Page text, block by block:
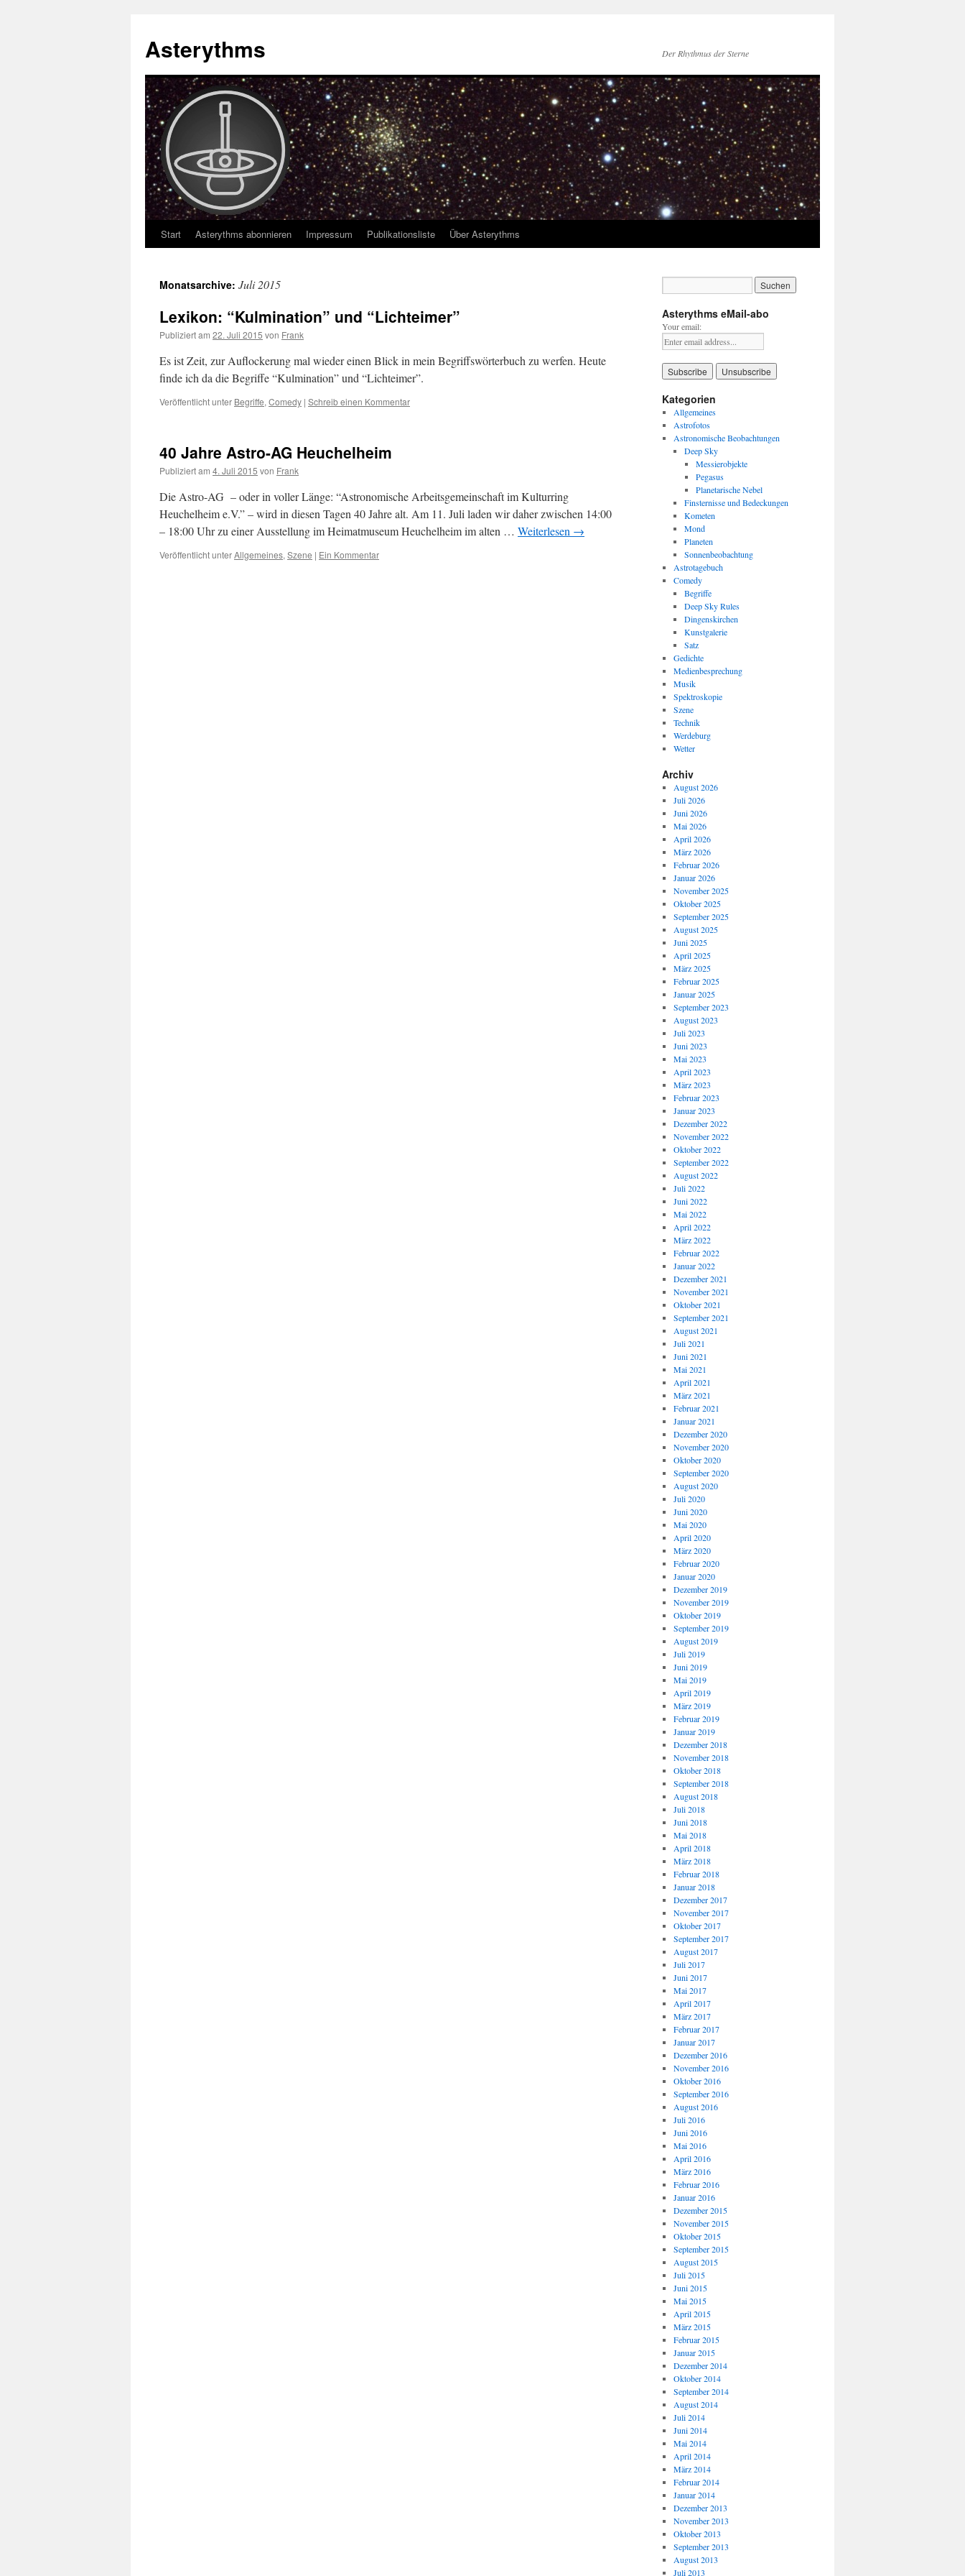
Asterythms Der Rhythmus der Sterne
Zum
springen
Start Asterythms abonnieren Impressum Publikationsliste Über Asterythms
Monatsarchive: Juli 2015
Lexikon: “Kulmination” und “Lichteimer”
Publiziert am 22. Juli 2015 von Frank
Es ist Zeit, zur Auflockerung mal wieder einen Blick in mein Begriffswörterbuch zu werfen. Heute
finde ich da die Begriffe “Kulmination” und “Lichteimer”.
Veröffentlicht unter Begriffe, Comedy | Schreib einen Kommentar
40 Jahre Astro-AG Heuchelheim
Publiziert am 4. Juli 2015 von Frank
Die Astro-AG – oder in voller Länge: “Astronomische Arbeitsgemeinschaft im Kulturring
Heuchelheim e.V.” – wird in diesen Tagen 40 Jahre alt. Am 11. Juli laden wir daher zwischen 14:00
– 18:00 Uhr zu einer Ausstellung im Heimatmuseum Heuchelheim im alten … Weiterlesen →
Veröffentlicht unterAllgemeines, Szene | Ein Kommentar
Asterythms eMail-abo
Your email:
Kategorien
Allgemeines
Astrofotos
Astronomische Beobachtungen
Deep Sky
Messierobjekte
Pegasus
Planetarische Nebel
Finsternisse und Bedeckungen
Kometen
Mond
Planeten
Sonnenbeobachtung
Astrotagebuch
Comedy
Begriffe
Deep Sky Rules
Dingenskirchen
Kunstgalerie
Satz
Gedichte
Medienbesprechung
Musik
Spektroskopie
Szene
Technik
Werdeburg
Wetter
Archiv
August 2026
Juli 2026
Juni 2026
Mai 2026
April 2026
März 2026
Februar 2026
Januar 2026
November 2025
Oktober 2025
September 2025
August 2025
Juni 2025
April 2025
März 2025
Februar 2025
Januar 2025
September 2023
August 2023
Juli 2023
Juni 2023
Mai 2023
April 2023
März 2023
Februar 2023
Januar 2023
Dezember 2022
November 2022
Oktober 2022
September 2022
August 2022
Juli 2022
Juni 2022
Mai 2022
April 2022
März 2022
Februar 2022
Januar 2022
Dezember 2021
November 2021
Oktober 2021
September 2021
August 2021
Juli 2021
Juni 2021
Mai 2021
April 2021
März 2021
Februar 2021
Januar 2021
Dezember 2020
November 2020
Oktober 2020
September 2020
August 2020
Juli 2020
Juni 2020
Mai 2020
April 2020
März 2020
Februar 2020
Januar 2020
Dezember 2019
November 2019
Oktober 2019
September 2019
August 2019
Juli 2019
Juni 2019
Mai 2019
April 2019
März 2019
Februar 2019
Januar 2019
Dezember 2018
November 2018
Oktober 2018
September 2018
August 2018
Juli 2018
Juni 2018
Mai 2018
April 2018
März 2018
Februar 2018
Januar 2018
Dezember 2017
November 2017
Oktober 2017
September 2017
August 2017
Juli 2017
Juni 2017
Mai 2017
April 2017
März 2017
Februar 2017
Januar 2017
Dezember 2016
November 2016
Oktober 2016
September 2016
August 2016
Juli 2016
Juni 2016
Mai 2016
April 2016
März 2016
Februar 2016
Januar 2016
Dezember 2015
November 2015
Oktober 2015
September 2015
August 2015
Juli 2015
Juni 2015
Mai 2015
April 2015
März 2015
Februar 2015
Januar 2015
Dezember 2014
Oktober 2014
September 2014
August 2014
Juli 2014
Juni 2014
Mai 2014
April 2014
März 2014
Februar 2014
Januar 2014
Dezember 2013
November 2013
Oktober 2013
September 2013
August 2013
Juli 2013